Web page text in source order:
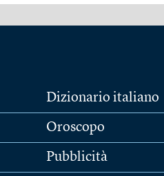
Dizionario italiano
Oroscopo
Pubblicità